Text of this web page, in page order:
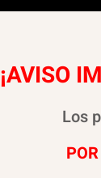
¡AVISO
Los